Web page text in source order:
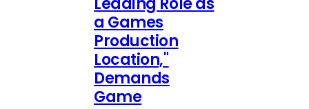
a Games
Production
Location,"
Demands
Game